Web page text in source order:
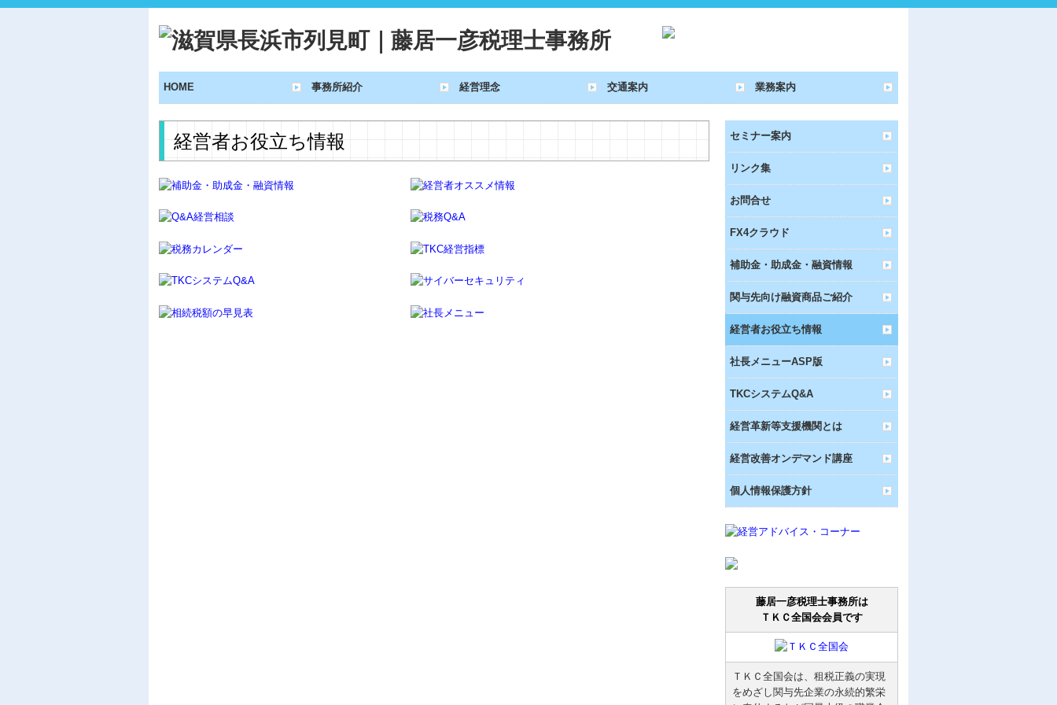
HOME 事務所紹介 経営理念 交通案内 業務案内
経営者お役立ち情報 セミナー案内
リンク集
お問合せ
FX4クラウド
補助金・助成金・融資情報
関与先向け融資商品ご紹介
経営者お役立ち情報
社長メニューASP版
TKCシステムQ&A
経営革新等支援機関とは
経営改善オンデマンド講座
個人情報保護方針
藤居一彦税理士事務所は
ＴＫＣ全国会会員です
ＴＫＣ全国会は、租税正義の実現
をめざし関与先企業の永続的繁栄